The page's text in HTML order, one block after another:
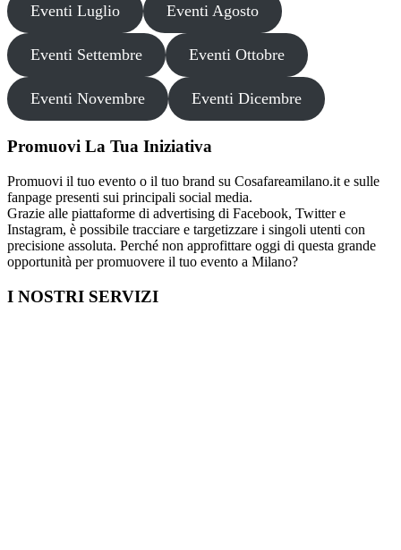
Eventi Luglio Eventi Agosto
Eventi Settembre Eventi Ottobre
Eventi Novembre Eventi Dicembre
Promuovi La Tua Iniziativa
Promuovi il tuo evento o il tuo brand su Cosafareamilano.it e sulle
fanpage presenti sui principali social media.
Grazie alle piattaforme di advertising di Facebook, Twitter e
Instagram, è possibile tracciare e targetizzare i singoli utenti con
precisione assoluta. Perché non approfittare oggi di questa grande
opportunità per promuovere il tuo evento a Milano?
I NOSTRI SERVIZI